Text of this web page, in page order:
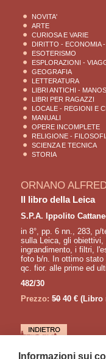
NOVITA'
ARTE
CURIOSA E VARIE
DIRITTO - ECONOMIA
ESOTERISMO
ESPLORAZIONI -
GEOGRAFIA
LETTERATURA
LIBRI ANTICHI -
LIBRI PER RAGAZZI
LOCALE - REGIONI E
MANUALI
OPERE INCOMPLETE
RELIGIONE -
SCIENZA E TECNICA
STORIA
ORNANO
Il libro della Leica
S.P.A. Ippolito
in 8°, pp. 6 nn., 283,
sulla Leica, gli
ingrandimento, i filtri,
foto b/n. In ottimo
qc. fior. alle prime ed
482/30
Prezzo: 5040 € (Libro
LETTURE
Informazioni sui